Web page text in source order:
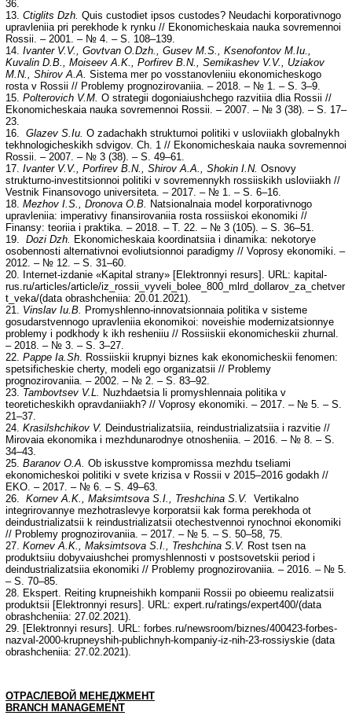
36.
13. Ctiglits Dzh. Quis custodiet ipsos custodes? Neudachi korporativnogo
upravleniia pri perekhode k rynku // Ekonomicheskaia nauka sovremennoi
Rossii. – 2001. – № 4. – S. 108–139.
14. Ivanter V.V., Govtvan O.Dzh., Gusev M.S., Ksenofontov M.Iu.,
Kuvalin D.B., Moiseev A.K., Porfirev B.N., Semikashev V.V., Uziakov
M.N., Shirov A.A. Sistema mer po vosstanovleniiu ekonomicheskogo
rosta v Rossii // Problemy prognozirovaniia. – 2018. – № 1. – S. 3–9.
15. Polterovich V.M. O strategii dogoniaiushchego razvitiia dlia Rossii //
Ekonomicheskaia nauka sovremennoi Rossii. – 2007. – № 3 (38). – S. 17–
23.
16. Glazev S.Iu. O zadachakh strukturnoi politiki v usloviiakh globalnykh
tekhnologicheskikh sdvigov. Ch. 1 // Ekonomicheskaia nauka sovremennoi
Rossii. – 2007. – № 3 (38). – S. 49–61.
17. Ivanter V.V., Porfirev B.N., Shirov A.A., Shokin I.N. Osnovy
strukturno-investitsionnoi politiki v sovremennykh rossiiskikh usloviiakh //
Vestnik Finansovogo universiteta. – 2017. – № 1. – S. 6–16.
18. Mezhov I.S., Dronova O.B.
Natsionalnaia model korporativnogo
upravleniia: imperativy finansirovaniia rosta rossiiskoi ekonomiki //
Finansy: teoriia i praktika. – 2018. – T. 22. – № 3 (105). – S. 36–51.
19. Dozi Dzh.
Ekonomicheskaia koordinatsiia i dinamika: nekotorye
osobennosti alternativnoi evoliutsionnoi paradigmy // Voprosy ekonomiki. –
2012. – № 12. – S. 31–60.
20. Internet-izdanie «Kapital strany» [Elektronnyi resurs]. URL: kapital-
rus.ru/articles/article/iz_rossii_vyveli_bolee_800_mlrd_dollarov_za_chetver
t_veka/(data obrashcheniia: 20.01.2021).
21. Vinslav Iu.B.
Promyshlenno-innovatsionnaia politika v sisteme
gosudarstvennogo upravleniia ekonomikoi: noveishie modernizatsionnye
problemy i podkhody k ikh resheniiu // Rossiiskii ekonomicheskii zhurnal.
– 2018. – № 3. – S. 3–27.
22. Pappe Ia.Sh . Rossiiskii krupnyi biznes kak ekonomicheskii fenomen:
spetsificheskie cherty, modeli ego organizatsii // Problemy
prognozirovaniia. – 2002. – № 2. – S. 83–92.
23. Tambovtsev V.L.
Nuzhdaetsia li promyshlennaia politika v
teoreticheskikh opravdaniiakh? // Voprosy ekonomiki. – 2017. – № 5. – S.
21–37.
24. Krasilshchikov V. Deindustrializatsiia, reindustrializatsiia i razvitie //
Mirovaia ekonomika i mezhdunarodnye otnosheniia. – 2016. – № 8. – S.
34–43.
25. Baranov O.A. Ob iskusstve kompromissa mezhdu tseliami
ekonomicheskoi politiki v svete krizisa v Rossii v 2015–2016 godakh //
EKO. – 2017. – № 6. – S. 49–63.
26. Kornev A.K., Maksimtsova S.I., Treshchina S.V.
Vertikalno
integrirovannye mezhotraslevye korporatsii kak forma perekhoda ot
deindustrializatsii k reindustrializatsii otechestvennoi rynochnoi ekonomiki
// Problemy prognozirovaniia. – 2017. – № 5. – S. 50–58, 75.
27. Kornev A.K., Maksimtsova S.I., Treshchina S.V. Rost tsen na
produktsiiu dobyvaiushchei promyshlennosti v postsovetskii period i
deindustrializatsiia ekonomiki // Problemy prognozirovaniia. – 2016. – № 5.
– S. 70–85.
28. Ekspert. Reiting krupneishikh kompanii Rossii po obieemu realizatsii
produktsii [Elektronnyi resurs]. URL: expert.ru/ratings/expert400/(data
obrashcheniia: 27.02.2021).
29. [Elektronnyi resurs]. URL: forbes.ru/newsroom/biznes/400423-forbes-
nazval-2000-krupneyshih-publichnyh-kompaniy-iz-nih-23-rossiyskie (data
obrashcheniia: 27.02.2021).
ОТРАСЛЕВОЙ МЕНЕДЖМЕНТ
BRANCH MANAGEMENT